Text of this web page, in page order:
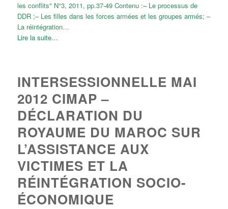
les conflits" N°3, 2011, pp.37-49 Contenu :– Le processus de
DDR ;– Les filles dans les forces armées et les groupes armés; –
La réintégration…
Lire la suite…
INTERSESSIONNELLE MAI
2012 CIMAP –
DÉCLARATION DU
ROYAUME DU MAROC SUR
L’ASSISTANCE AUX
VICTIMES ET LA
RÉINTÉGRATION SOCIO-
ÉCONOMIQUE